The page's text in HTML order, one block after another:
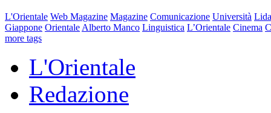
L'Orientale Web Magazine Magazine Comunicazione Università
Giappone Orientale Alberto Manco Linguistica L’Orientale Cinema
more tags
L'Orientale
Redazione